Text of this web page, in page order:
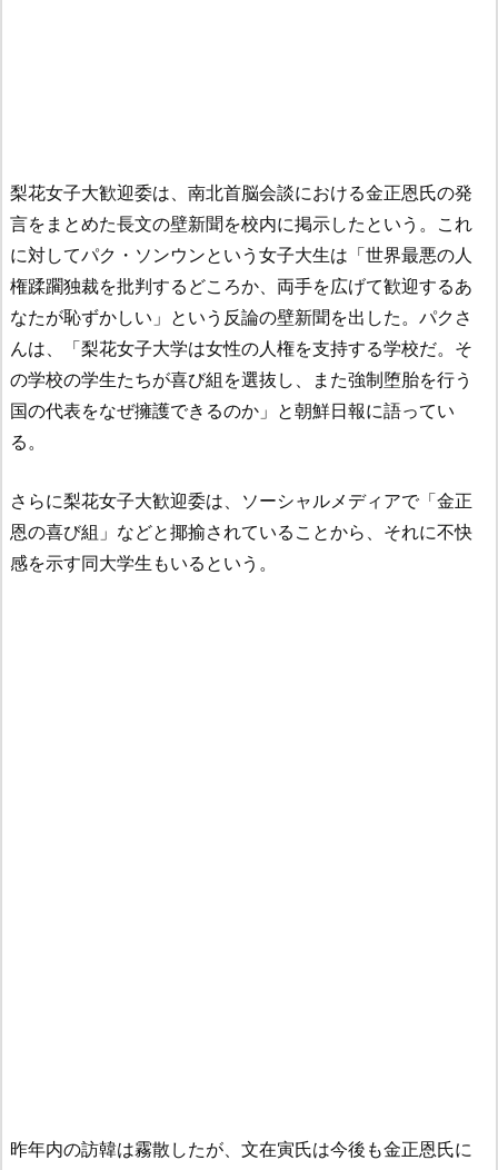
梨花女子大歓迎委は、南北首脳会談における金正恩氏の発
言をまとめた長文の壁新聞を校内に掲示したという。これ
に対してパク・ソンウンという女子大生は「世界最悪の人
権蹂躙独裁を批判するどころか、両手を広げて歓迎するあ
なたが恥ずかしい」という反論の壁新聞を出した。パクさ
んは、「梨花女子大学は女性の人権を支持する学校だ。そ
の学校の学生たちが喜び組を選抜し、また強制堕胎を行う
国の代表をなぜ擁護できるのか」と朝鮮日報に語ってい
る。
さらに梨花女子大歓迎委は、ソーシャルメディアで「金正
恩の喜び組」などと揶揄されていることから、それに不快
感を示す同大学生もいるという。
昨年内の訪韓は霧散したが、文在寅氏は今後も金正恩氏に